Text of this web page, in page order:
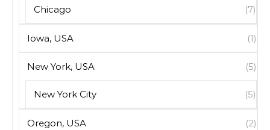
Chicago (7)
Iowa, USA (1)
New York, USA (5)
New York City (5)
Oregon, USA (2)